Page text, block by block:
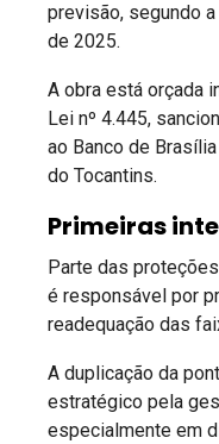
previsão, segundo
de 2025.
A obra está orçada
Lei nº 4.445,
ao Banco de
do Tocantins.
Primeiras
Parte das
é responsável por
readequação das
A duplicação da
estratégico pela
especialmente em